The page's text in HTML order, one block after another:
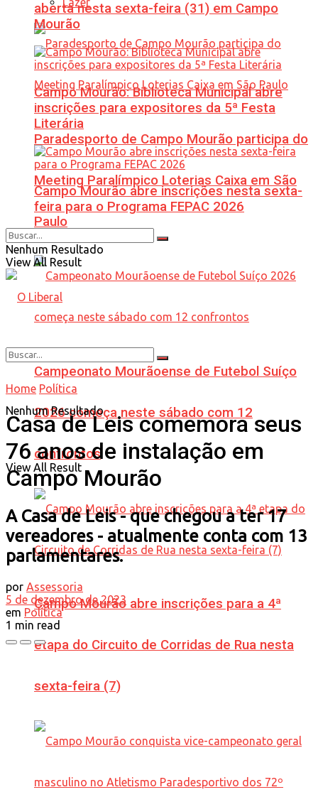
Paradesporto de Campo Mourão participa do
Meeting Paralímpico Loterias Caixa em São
Paulo
Campeonato Mourãoense de Futebol Suíço
2026 começa neste sábado com 12
confrontos
Campo Mourão abre inscrições para a 4ª
etapa do Circuito de Corridas de Rua nesta
sexta-feira (7)
aberta nesta sexta-feira (31) em Campo
Mourão
Campo Mourão: Biblioteca Municipal abre
inscrições para expositores da 5ª Festa
Literária
Campo Mourão abre inscrições nesta sexta-
feira para o Programa FEPAC 2026
Nenhum Resultado
View All Result
Nenhum Resultado
View All Result
Home Política
Casa de Leis comemora seus
76 anos de instalação em
Campo Mourão
A Casa de Leis - que chegou a ter 17
vereadores - atualmente conta com 13
parlamentares.
por Assessoria
5 de dezembro de 2023
em Política
1 min read